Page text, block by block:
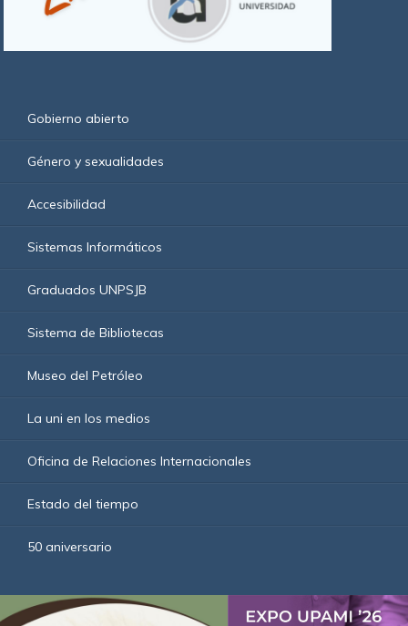
Gobierno abierto
Género y sexualidades
Accesibilidad
Sistemas Informáticos
Graduados UNPSJB
Sistema de Bibliotecas
Museo del Petróleo
La uni en los medios
Oficina de Relaciones Internacionales
Estado del tiempo
50 aniversario